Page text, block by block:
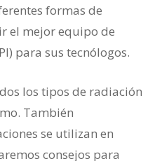
formas de
el mejor equipo de
para sus tecnólogos.
los tipos de radiación
También
se utilizan en
consejos para